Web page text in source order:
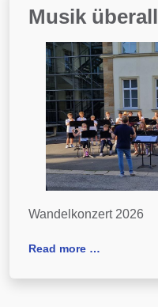
Musik überall
Wandelkonzert 2026
Read more …